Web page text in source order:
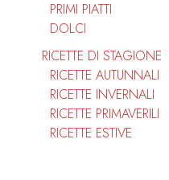
PRIMI PIATTI
DOLCI
RICETTE DI STAGIONE
RICETTE AUTUNNALI
RICETTE INVERNALI
RICETTE PRIMAVERILI
RICETTE ESTIVE